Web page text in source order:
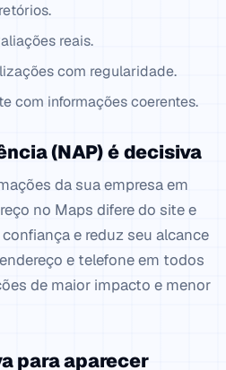
reais.
com regularidade.
com informações coerentes.
(NAP) é decisiva
da sua empresa em
no Maps difere do site e
e reduz seu alcance
e telefone em todos
de maior impacto e menor
para aparecer